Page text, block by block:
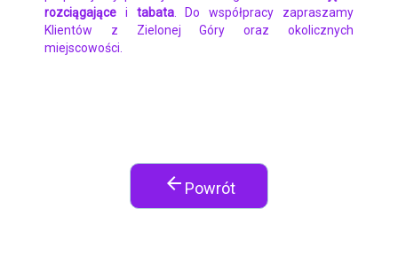
rozciągające i tabata. Do współpracy zapraszamy
Klientów z Zielonej Góry oraz okolicznych
miejscowości.
arrow_back Powrót